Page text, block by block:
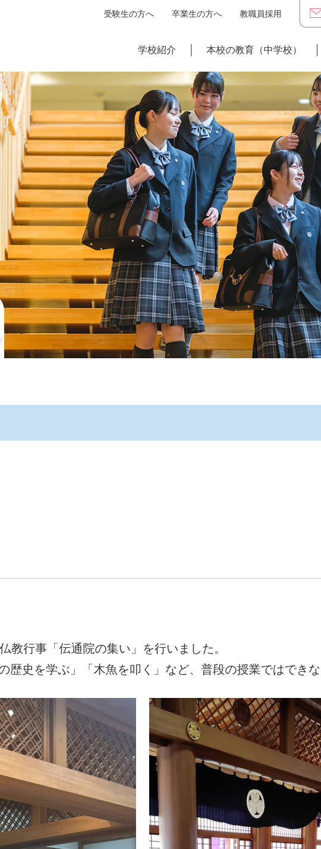
受験生の方へ 卒業生の方へ 教職員採用
学校紹介 本校の教育（中学校）
教行事「伝通院の集い」を行いました。
歴史を学ぶ」「木魚を叩く」など、普段の授業ではできな